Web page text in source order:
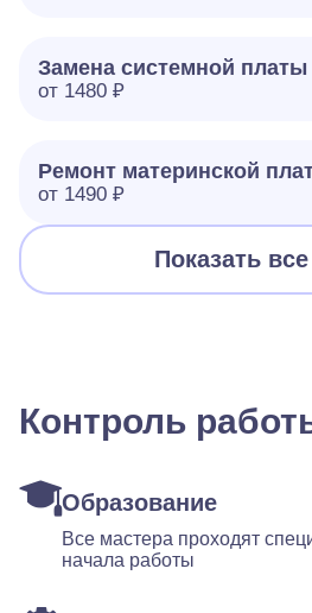
Замена системной платы
от 1480 ₽
Ремонт материнской
от 1490 ₽
Показать
Контроль
Образование
Все мастера проходят
начала работы